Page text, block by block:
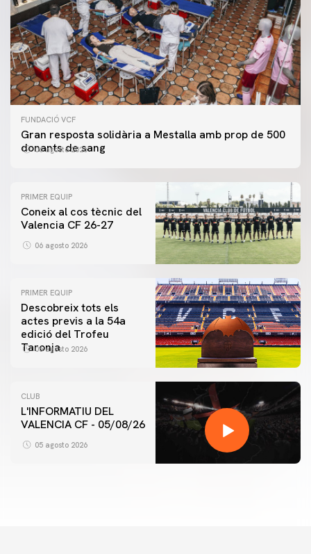
FUNDACIÓ VCF
Gran resposta solidària a Mestalla amb prop de 500
donants de sang
06 agosto 2026
PRIMER EQUIP
Coneix al cos tècnic del
Valencia CF 26-27
06 agosto 2026
PRIMER EQUIP
Descobreix tots els
actes previs a la 54a
edició del Trofeu
Taronja
06 agosto 2026
CLUB
L'INFORMATIU DEL
VALENCIA CF - 05/08/26
05 agosto 2026